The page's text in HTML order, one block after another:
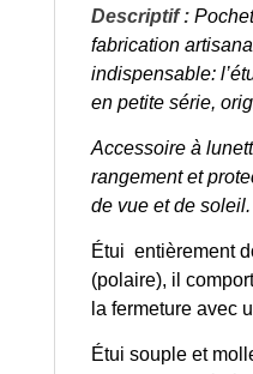
Descriptif :
fabrication
indispensable:
en petite série,
Accessoire à
rangement et
de vue et de soleil.
Étui entièrement
(polaire), il
la fermeture avec
Étui souple et